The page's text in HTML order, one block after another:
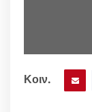
Κοιν.